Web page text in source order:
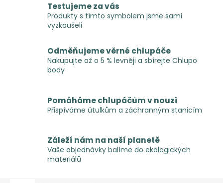
Testujeme za vás
Produkty s tímto symbolem jsme sami
vyzkoušeli
Odměňujeme věrné chlupáče
Nakupujte až o 5 % levněji a sbírejte Chlupo
body
Pomáháme chlupáčům v nouzi
Přispíváme útulkům a záchranným stanicím
Záleží nám na naší planetě
Vaše objednávky balíme do ekologických
materiálů